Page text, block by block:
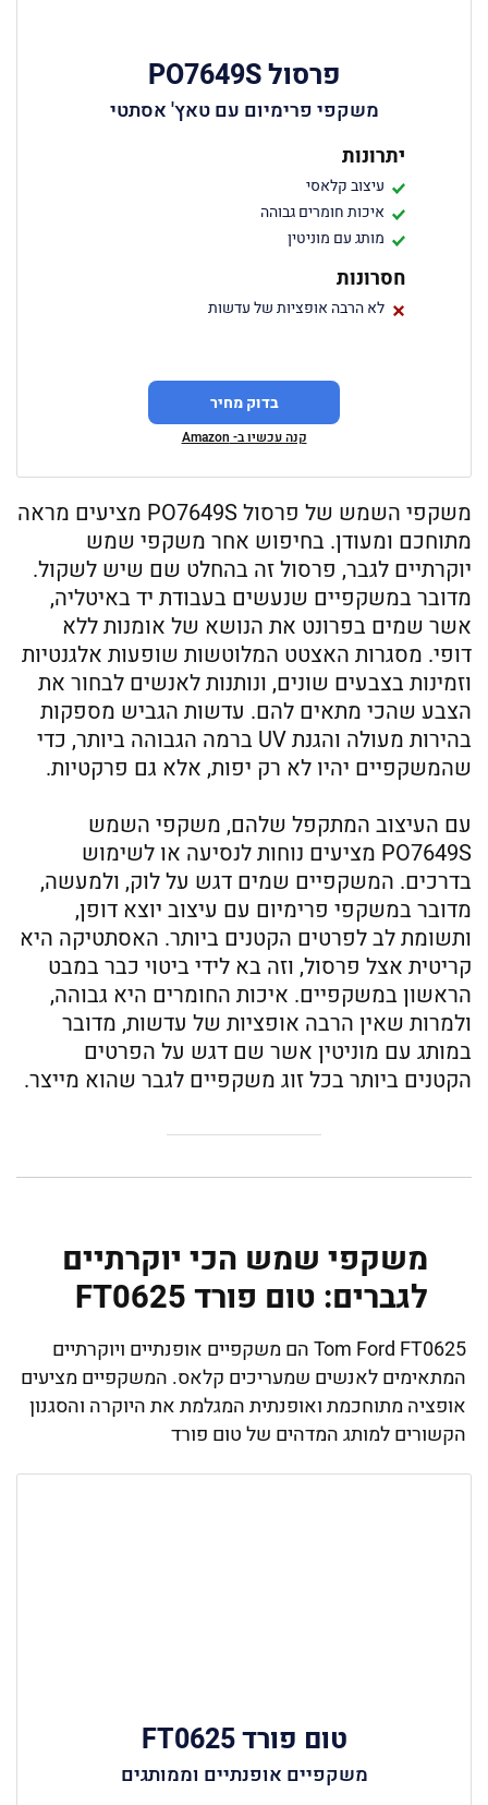
פרסול PO7649S
משקפי פרימיום עם טאץ' אסתטי
יתרונות
עיצוב קלאסי
איכות חומרים גבוהה
מותג עם מוניטין
חסרונות
לא הרבה אופציות של עדשות
בדוק מחיר
קנה עכשיו ב- Amazon
משקפי השמש של פרסול PO7649S מציעים מראה
מתוחכם ומעודן. בחיפוש אחר משקפי שמש
יוקרתיים לגבר, פרסול זה בהחלט שם שיש לשקול.
מדובר במשקפיים שנעשים בעבודת יד באיטליה,
אשר שמים בפרונט את הנושא של אומנות ללא
דופי. מסגרות האצטט המלוטשות שופעות אלגנטיות
וזמינות בצבעים שונים, ונותנות לאנשים לבחור את
הצבע שהכי מתאים להם. עדשות הגביש מספקות
בהירות מעולה והגנת UV ברמה הגבוהה ביותר, כדי
שהמשקפיים יהיו לא רק יפות, אלא גם פרקטיות.
עם העיצוב המתקפל שלהם, משקפי השמש
PO7649S מציעים נוחות לנסיעה או לשימוש
בדרכים. המשקפיים שמים דגש על לוק, ולמעשה,
מדובר במשקפי פרימיום עם עיצוב יוצא דופן,
ותשומת לב לפרטים הקטנים ביותר. האסתטיקה היא
קריטית אצל פרסול, וזה בא לידי ביטוי כבר במבט
הראשון במשקפיים. איכות החומרים היא גבוהה,
ולמרות שאין הרבה אופציות של עדשות, מדובר
במותג עם מוניטין אשר שם דגש על הפרטים
הקטנים ביותר בכל זוג משקפיים לגבר שהוא מייצר.
משקפי שמש הכי יוקרתיים
לגברים: טום פורד FT0625
Tom Ford FT0625 הם משקפיים אופנתיים ויוקרתיים
המתאימים לאנשים שמעריכים קלאס. המשקפיים מציעים
אופציה מתוחכמת ואופנתית המגלמת את היוקרה והסגנון
הקשורים למותג המדהים של טום פורד
טום פורד FT0625
משקפיים אופנתיים וממותגים